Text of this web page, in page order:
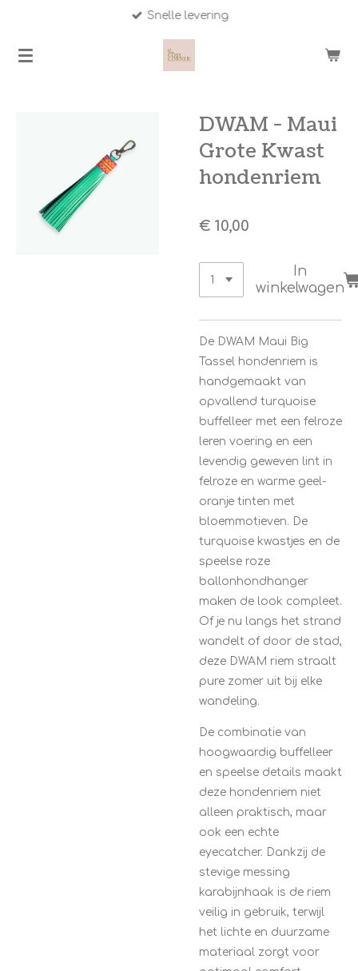
naar
Snelle levering
DWAM - Maui
Grote Kwast
hondenriem
€ 10,00
In
winkelwagen
De DWAM Maui Big
Tassel hondenriem is
handgemaakt van
opvallend turquoise
buffelleer met een felroze
leren voering en een
levendig geweven lint in
felroze en warme geel-
oranje tinten met
bloemmotieven. De
turquoise kwastjes en de
speelse roze
ballonhondhanger
maken de look compleet.
Of je nu langs het strand
wandelt of door de stad,
deze DWAM riem straalt
pure zomer uit bij elke
wandeling.
De combinatie van
hoogwaardig buffelleer
en speelse details maakt
deze hondenriem niet
alleen praktisch, maar
ook een echte
eyecatcher. Dankzij de
stevige messing
karabijnhaak is de riem
veilig in gebruik, terwijl
het lichte en duurzame
materiaal zorgt voor